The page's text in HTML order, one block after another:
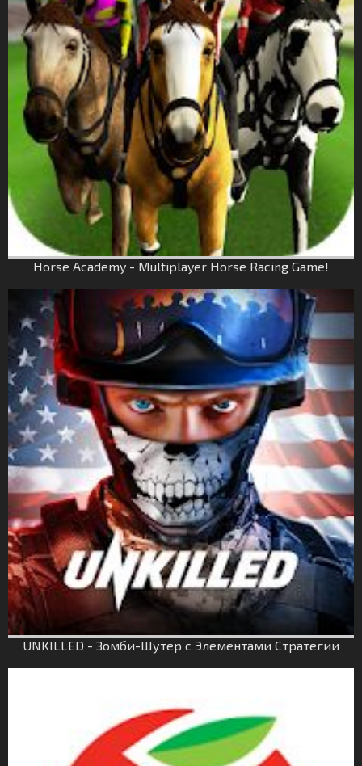
Horse Academy - Multiplayer Horse Racing Game!
UNKILLED - Зомби-Шутер с Элементами Стратегии